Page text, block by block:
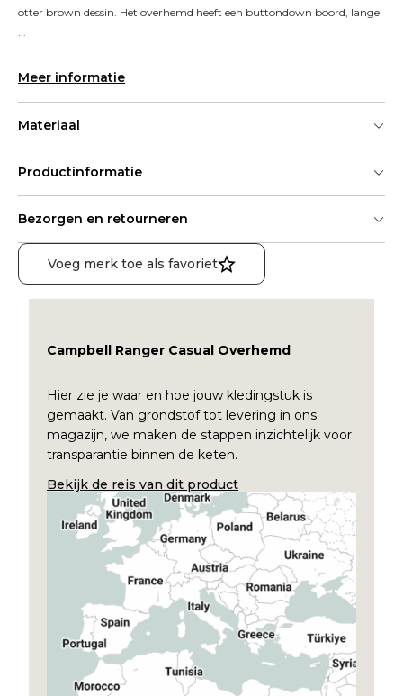
otter brown dessin. Het overhemd heeft een buttondown boord, lange
...
Meer informatie
Materiaal
Productinformatie
Bezorgen en retourneren
Voeg merk toe als favoriet
Campbell Ranger Casual Overhemd
Hier zie je waar en hoe jouw kledingstuk is
gemaakt. Van grondstof tot levering in ons
magazijn, we maken de stappen inzichtelijk voor
transparantie binnen de keten.
Bekijk de reis van dit product